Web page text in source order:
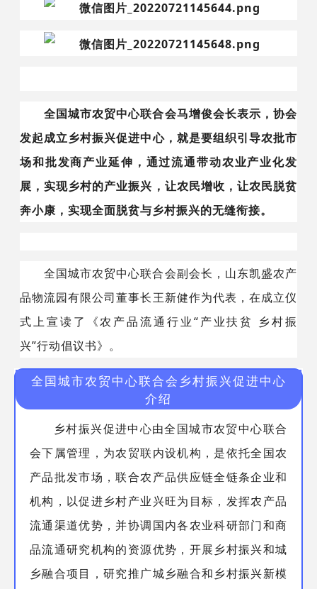
全国城市农贸中心联合会马增俊会长表示，协会
发起成立乡村振兴促进中心，就是要组织引导农批市
场和批发商产业延伸，通过流通带动农业产业化发
展，实现乡村的产业振兴，让农民增收，让农民脱贫
奔小康，实现全面脱贫与乡村振兴的无缝衔接。
全国城市农贸中心联合会副会长，山东凯盛农产
品物流园有限公司董事长王新健作为代表，在成立仪
式上宣读了《农产品流通行业“产业扶贫 乡村振
兴”行动倡议书》。
全国城市农贸中心联合会乡村振兴促进中心
介绍
乡村振兴促进中心由全国城市农贸中心联合
会下属管理，为农贸联内设机构，是依托全国农
产品批发市场，联合农产品供应链全链条企业和
机构，以促进乡村产业兴旺为目标，发挥农产品
流通渠道优势，并协调国内各农业科研部门和商
品流通研究机构的资源优势，开展乡村振兴和城
乡融合项目，研究推广城乡融合和乡村振兴新模